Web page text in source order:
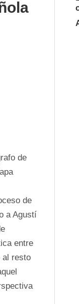
de
de
a Agustí
entre
al resto